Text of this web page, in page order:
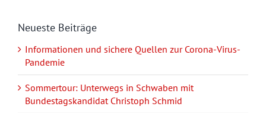
Neueste Beiträge
Informationen und sichere Quellen zur Corona-Virus-
Pandemie
Sommertour: Unterwegs in Schwaben mit
Bundestagskandidat Christoph Schmid